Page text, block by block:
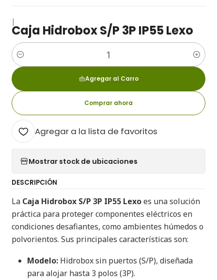
|
Caja Hidrobox S/P 3P IP55 Lexo
Cantidad
Agregar al Carro
Comprar ahora
Agregar a la lista de favoritos
Mostrar stock de ubicaciones
DESCRIPCIÓN
La Caja Hidrobox S/P 3P IP55 Lexoes una solución
práctica para proteger componentes eléctricos en
condiciones desafiantes, como ambientes húmedos o
polvorientos. Sus principales características son:
Modelo: Hidrobox sin puertos (S/P), diseñada
para alojar hasta 3 polos (3P).